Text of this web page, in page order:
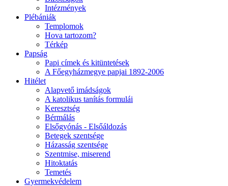
Intézmények
Plébániák
Templomok
Hova tartozom?
Térkép
Papság
Papi címek és kitüntetések
A Főegyházmegye papjai 1892-2006
Hitélet
Alapvető imádságok
A katolikus tanítás formulái
Keresztség
Bérmálás
Elsőgyónás - Elsőáldozás
Betegek szentsége
Házasság szentsége
Szentmise, miserend
Hitoktatás
Temetés
Gyermekvédelem